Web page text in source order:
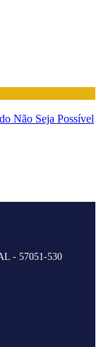
Não Seja Possível
- 57051-530